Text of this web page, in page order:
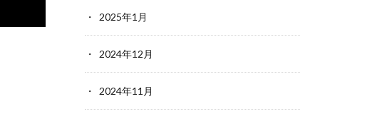
2025年1月
2024年12月
2024年11月